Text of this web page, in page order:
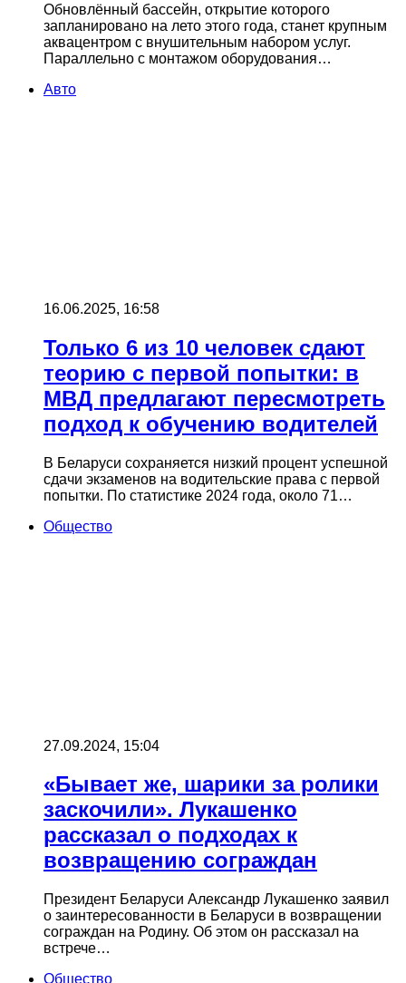
Обновлённый бассейн, открытие которого
запланировано на лето этого года, станет крупным
аквацентром с внушительным набором услуг.
Параллельно с монтажом оборудования…
Авто
16.06.2025, 16:58
Только 6 из 10 человек сдают
теорию с первой попытки: в
МВД предлагают пересмотреть
подход к обучению водителей
В Беларуси сохраняется низкий процент успешной
сдачи экзаменов на водительские права с первой
попытки. По статистике 2024 года, около 71…
Общество
27.09.2024, 15:04
«Бывает же, шарики за ролики
заскочили». Лукашенко
рассказал о подходах к
возвращению сограждан
Президент Беларуси Александр Лукашенко заявил
о заинтересованности в Беларуси в возвращении
сограждан на Родину. Об этом он рассказал на
встрече…
Общество